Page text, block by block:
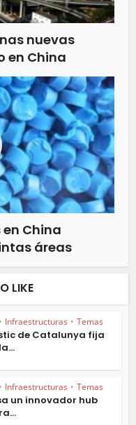
nuevas
en China
China
áreas
LIKE
• Infraestructuras • Temas
de Catalunya fija
• Infraestructuras • Temas
un innovador hub